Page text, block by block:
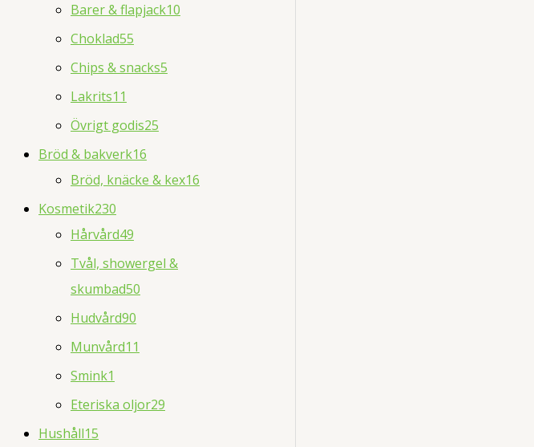
Barer & flapjack10
Choklad55
Chips & snacks5
Lakrits11
Övrigt godis25
Bröd & bakverk16
Bröd, knäcke & kex16
Kosmetik230
Hårvård49
Tvål, showergel &
skumbad50
Hudvård90
Munvård11
Smink1
Eteriska oljor29
Hushåll15